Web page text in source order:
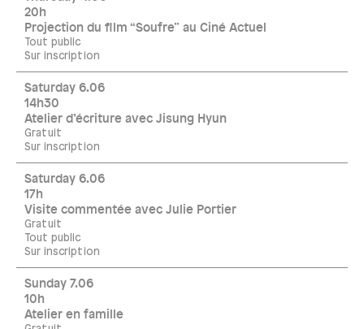
20h
Projection du film “Soufre” au Ciné Actuel
Tout public
Sur inscription
Saturday 6.06
14h30
Atelier d’écriture avec Jisung Hyun
Gratuit
Sur inscription
Saturday 6.06
17h
Visite commentée avec Julie Portier
Gratuit
Tout public
Sur inscription
Sunday 7.06
10h
Atelier en famille